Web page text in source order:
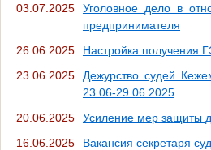
03.07.2025
Уголовное дело в
предпринимателя
26.06.2025
Настройка получения
23.06.2025
Дежурство судей
23.06-29.06.2025
20.06.2025
Усиление мер защиты
16.06.2025
Вакансия секретаря